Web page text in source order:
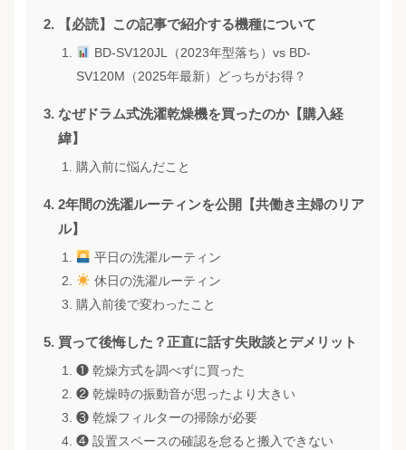
【必読】この記事で紹介する機種について
BD-SV120JL（2023年型落ち）vs BD-
SV120M（2025年最新）どっちがお得？
なぜドラム式洗濯乾燥機を買ったのか【購入経
緯】
購入前に悩んだこと
2年間の洗濯ルーティンを公開【共働き主婦のリア
ル】
平日の洗濯ルーティン
休日の洗濯ルーティン
購入前後で変わったこと
買って後悔した？正直に話す失敗談とデメリット
❶ 乾燥方式を調べずに買った
❷ 乾燥時の振動音が思ったより大きい
❸ 乾燥フィルターの掃除が必要
❹ 設置スペースの確認を怠ると搬入できない